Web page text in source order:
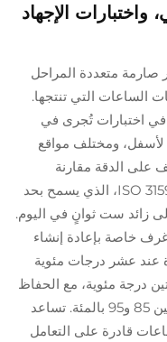
واختبارات الإجهاد
صارمة متعددة المراحل
الساعات التي تنتجها.
اختبارات تُجرى في
لأسفل، ومختلف مواقع
على الدقة مقارنة
بالمعيار المحدد في المواصفة القياسية ISO 3159، الذي يسمح بحد
زائد ست ثوانٍ في اليوم.
غرف خاصة بإعادة إنشاء
عند عشر درجات مئوية
درجة مئوية، مع الحفاظ
أيضًا على مستويات رطوبة عالية تتراوح بين 85 و95 بالمئة. تساعد
قادرة على التعامل